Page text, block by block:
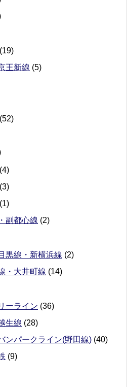
(19)
王新線 (5)
(52)
(4)
(3)
(1)
副都心線 (2)
黒線・新横浜線 (2)
・大井町線 (14)
ーライン (36)
生線 (28)
ンパークライン(野田線) (40)
(9)